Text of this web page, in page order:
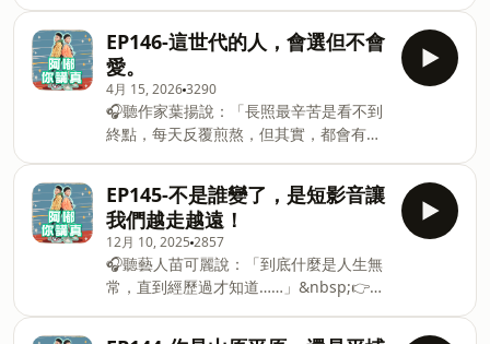
是誰要承擔來念這本經「如果孩子的出
生，是為了繼承自己的勞碌、恐慌、貧
窮，那麼不生也是一種善良」加入會員，
支持節目：
https://adjurusure.firstory.io/join留言
告訴我你對這一集的想法：
https://open.firstory.me/user/
Powered by Firstory Hosting
&nbsp;&nbsp;&nbsp;照顧人生無法預期
何時來！「先來一杯 我們再聊」聆聽照顧
者、陪你預備長照未來！點擊連結，讓我
們有機會不在照顧困境掙扎。 —— 以上
為 Firstory Podcast 廣告 —— 常被「我
是不是想太多？」貼上內耗、玻璃心、優
柔寡斷的標籤嗎？或許你的想太多也許很
反直覺其實是你高情商的表現！ 加入會
員，支持節目：
https://adjurusure.firstory.io/join留言
告訴我你對這一集的想法：
https://open.firstory.me/user/
Powered by Firstory Hosting
EP146-這世代的人，會選但不會
愛。
4月 15, 20263290
🎧聽作家葉揚說：「長照最辛苦是看不到
終點，每天反覆煎熬，但其實，都會有終
https://fstry.pse.is/9b9rue
&nbsp;&nbsp;&nbsp;照顧人生無法預期
何時來！「先來一杯 我們再聊」聆聽照顧
者、陪你預備長照未來！點擊連結，讓我
們有機會不在照顧困境掙扎。 —— 以上
為 Firstory Podcast 廣告 —— 油羅奔！
我們回來啦！ 謝謝大家殷殷期盼阿嘟你講
EP145-不是誰變了，是短影音讓
我們越走越遠！
12月 10, 2025 2857
🎧聽藝人苗可麗說：「到底什麼是人生無
常，直到經歷過才知道……」&nbsp;👉
&nbsp;&nbsp;照顧人生無法預期何時